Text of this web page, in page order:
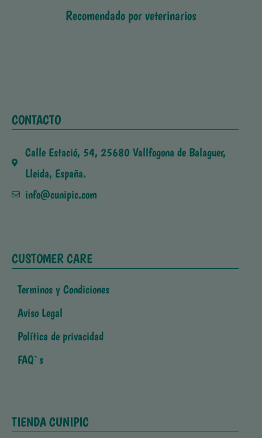
Recomendado por veterinarios
CONTACTO
Calle Estació, 54, 25680 Vallfogona de Balaguer,
Lleida, España.
info@cunipic.com
CUSTOMER CARE
Terminos y Condiciones
Aviso Legal
Política de privacidad
FAQ`s
TIENDA CUNIPIC